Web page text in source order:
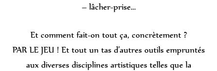
– lâcher-prise…
Et comment fait-on tout ça, concrètement ?
PAR LE JEU ! Et tout un tas d’autres outils empruntés
aux diverses disciplines artistiques telles que la